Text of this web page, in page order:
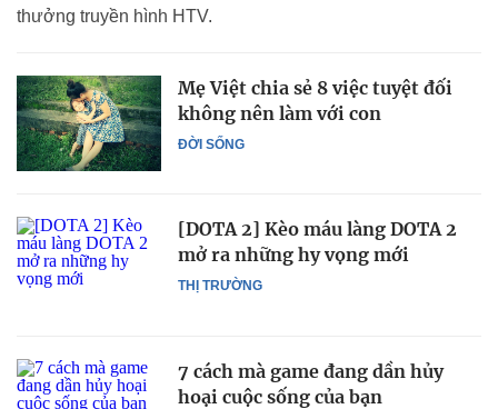
thưởng truyền hình HTV.
ĐỜI SỐNG
Mẹ Việt chia sẻ 8 việc tuyệt đối
không nên làm với con
THỊ TRƯỜNG
[DOTA 2] Kèo máu làng DOTA 2
mở ra những hy vọng mới
7 cách mà game đang dần hủy
hoại cuộc sống của bạn